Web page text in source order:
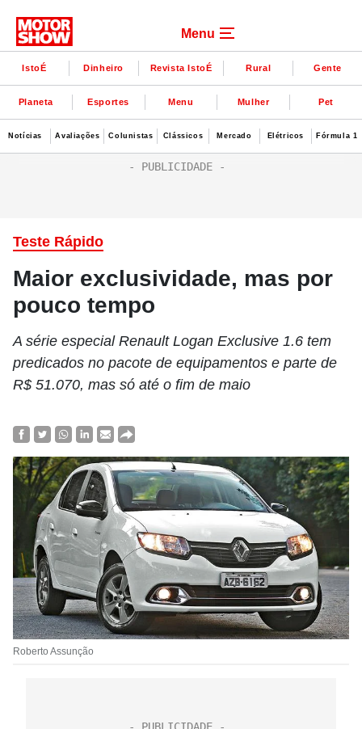
Menu
IstoÉ Dinheiro Revista IstoÉ Rural Gente
Planeta Esportes Menu Mulher Pet
Notícias Avaliações Colunistas Clássicos Mercado Elétricos Fórmula 1
Teste Rápido
Maior exclusividade, mas por
pouco tempo
A série especial Renault Logan Exclusive 1.6 tem
predicados no pacote de equipamentos e parte de
R$ 51.070, mas só até o fim de maio
Roberto Assunção